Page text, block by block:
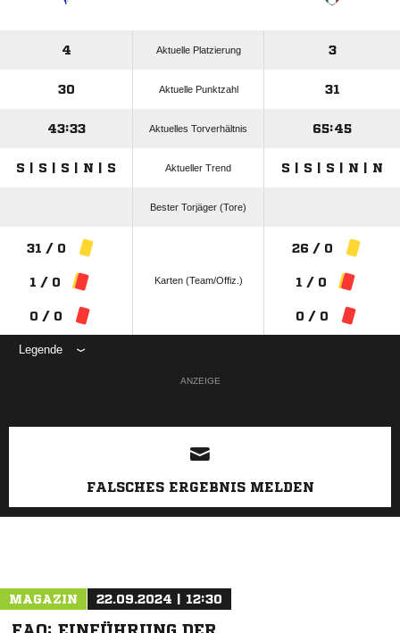
4 Aktuelle Platzierung 3
30 Aktuelle Punktzahl 31
43:33 Aktuelles Torverhältnis 65:45
S | S | S | N | S Aktueller Trend S | S | S | N | N
Bester Torjäger (Tore)
31 / 0
1 / 0
0 / 0
Karten (Team/Offiz.)
26 / 0
1 / 0
0 / 0
Legende
ANZEIGE
FALSCHES ERGEBNIS MELDEN
MAGAZIN 22.09.2024 | 12:30
FAQ: EINFÜHRUNG DER